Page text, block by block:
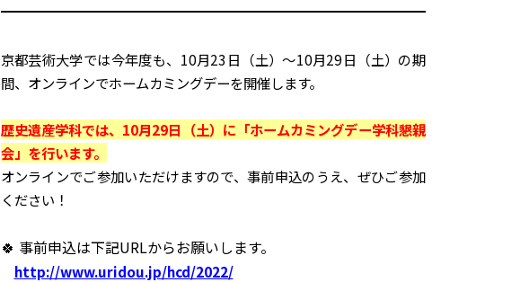
京都芸術大学では今年度も、10月23日（土）～10月29日（土）の期
間、オンラインでホームカミングデーを開催します。
歴史遺産学科では、10月29日（土）に「ホームカミングデー学科懇親
会」を行います。
オンラインでご参加いただけますので、事前申込のうえ、ぜひご参加
ください！
🍀 事前申込は下記URLからお願いします。
http://www.uridou.jp/hcd/2022/